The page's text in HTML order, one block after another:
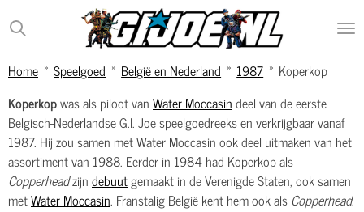
Ga
direct
de
Home » Speelgoed » België en Nederland » 1987 » Koperkop
Koperkopwas als piloot vanWater Moccasindeel van de eerste
Belgisch-Nederlandse G.I. Joe speelgoedreeks en verkrijgbaar vanaf
1987. Hij zou samen met Water Moccasin ook deel uitmaken van het
assortiment van 1988. Eerder in 1984 had Koperkop als
Copperheadzijndebuutgemaakt in de Verenigde Staten, ook samen
metWater Moccasin. Franstalig België kent hem ook alsCopperhead.